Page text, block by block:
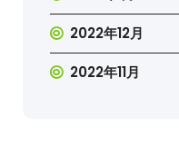
2022年12月
2022年11月